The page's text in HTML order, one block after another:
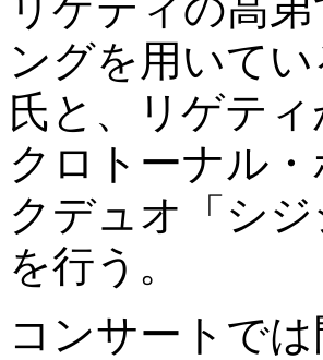
リゲティの高
ングを用いて
氏と、リゲテ
クロトーナル
クデュオ「シ
を行う。
コンサートで